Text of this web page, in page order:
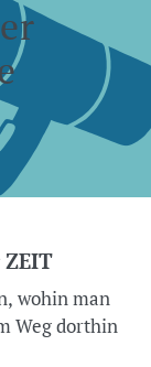
wohin man
Weg dorthin